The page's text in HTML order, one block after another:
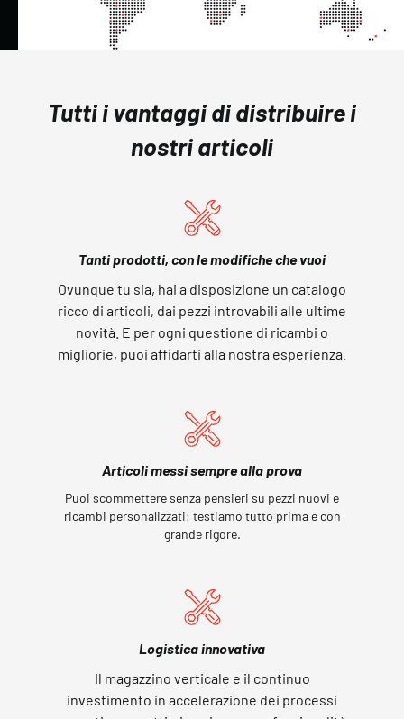
Tutti i vantaggi di distribuire i
nostri articoli
Tanti prodotti, con le modifiche che vuoi
Ovunque tu sia, hai a disposizione un catalogo
ricco di articoli, dai pezzi introvabili alle ultime
novità. E per ogni questione di ricambi o
migliorie, puoi affidarti alla nostra esperienza.
Articoli messi sempre alla prova
Puoi scommettere senza pensieri su pezzi nuovi e
ricambi personalizzati: testiamo tutto prima e con
grande rigore.
Logistica innovativa
Il magazzino verticale e il continuo
investimento in accelerazione dei processi